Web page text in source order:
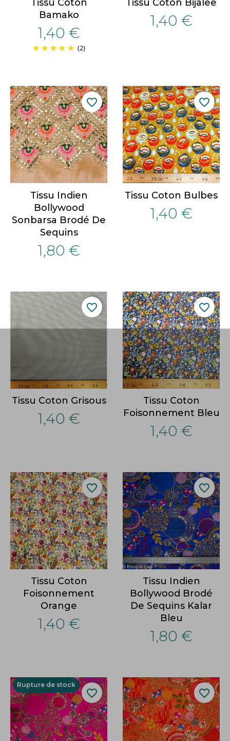
Tissu Coton
Bamako
1,40 €
(2)
Tissu Coton Bijalee
1,40 €
Tissu Indien
Bollywood
Sonbarsa Brodé De
Sequins
1,80 €
favorite_border
Tissu Coton Bulbes
1,40 €
favorite_border
Tissu Coton Grisous
1,40 €
favorite_border
Tissu Coton
Foisonnement Bleu
1,40 €
favorite_border
Tissu Coton
Foisonnement
Orange
1,40 €
favorite_border
Tissu Indien
Bollywood Brodé
De Sequins Kalar
Bleu
1,80 €
favorite_border
Rupture de stock
favorite_border favorite_border